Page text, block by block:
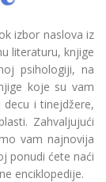
izbor naslova iz
literaturu, knjige
psihologiji, na
koje su vam
i tinejdžere,
Zahvaljujući
vam najnovija
ponudi ćete naći
enciklopedije.